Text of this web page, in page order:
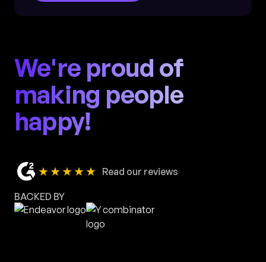
We're proud of
making people
happy!
★★★★★ Read our reviews
BACKED BY